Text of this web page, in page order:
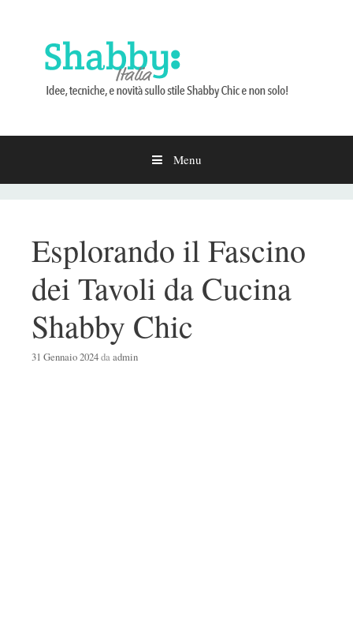
Menu
Esplorando il Fascino
dei Tavoli da Cucina
Shabby Chic
31 Gennaio 2024daadmin